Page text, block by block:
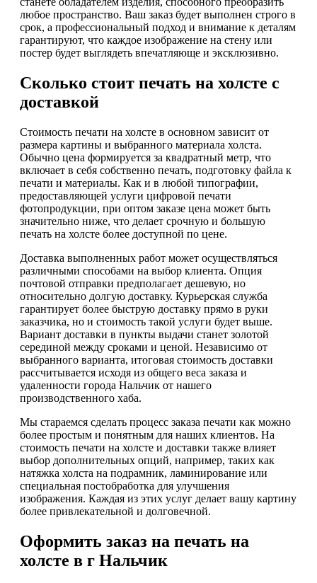
любое пространство. Ваш заказ будет выполнен строго в
срок, а профессиональный подход и внимание к деталям
гарантируют, что каждое изображение на стену или
постер будет выглядеть впечатляюще и эксклюзивно.
Сколько стоит печать на холсте с
доставкой
Стоимость печати на холсте в основном зависит от
размера картины и выбранного материала холста.
Обычно цена формируется за квадратный метр, что
включает в себя собственно печать, подготовку файла к
печати и материалы. Как и в любой типографии,
предоставляющей услуги цифровой печати
фотопродукции, при оптом заказе цена может быть
значительно ниже, что делает срочную и большую
печать на холсте более доступной по цене.
Доставка выполненных работ может осуществляться
различными способами на выбор клиента. Опция
почтовой отправки предполагает дешевую, но
относительно долгую доставку. Курьерская служба
гарантирует более быструю доставку прямо в руки
заказчика, но и стоимость такой услуги будет выше.
Вариант доставки в пункты выдачи станет золотой
серединой между сроками и ценой. Независимо от
выбранного варианта, итоговая стоимость доставки
рассчитывается исходя из общего веса заказа и
удаленности города Нальчик от нашего
производственного хаба.
Мы стараемся сделать процесс заказа печати как можно
более простым и понятным для наших клиентов. На
стоимость печати на холсте и доставки также влияет
выбор дополнительных опций, например, таких как
натяжка холста на подрамник, ламинирование или
специальная постобработка для улучшения
изображения. Каждая из этих услуг делает вашу картину
более привлекательной и долговечной.
Оформить заказ на печать на
холсте в г Нальчик